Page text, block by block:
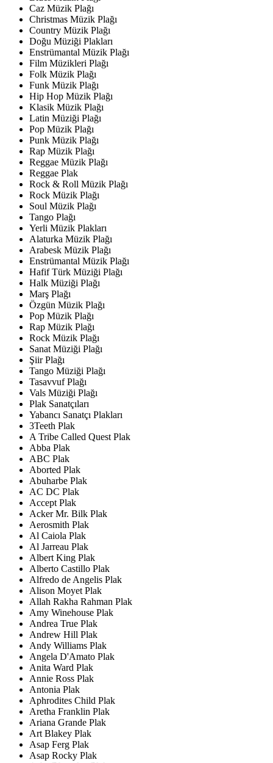
Caz Müzik Plağı
Christmas Müzik Plağı
Country Müzik Plağı
Doğu Müziği Plakları
Enstrümantal Müzik Plağı
Film Müzikleri Plağı
Folk Müzik Plağı
Funk Müzik Plağı
Hip Hop Müzik Plağı
Klasik Müzik Plağı
Latin Müziği Plağı
Pop Müzik Plağı
Punk Müzik Plağı
Rap Müzik Plağı
Reggae Müzik Plağı
Reggae Plak
Rock & Roll Müzik Plağı
Rock Müzik Plağı
Soul Müzik Plağı
Tango Plağı
Yerli Müzik Plakları
Alaturka Müzik Plağı
Arabesk Müzik Plağı
Enstrümantal Müzik Plağı
Hafif Türk Müziği Plağı
Halk Müziği Plağı
Marş Plağı
Özgün Müzik Plağı
Pop Müzik Plağı
Rap Müzik Plağı
Rock Müzik Plağı
Sanat Müziği Plağı
Şiir Plağı
Tango Müziği Plağı
Tasavvuf Plağı
Vals Müziği Plağı
Plak Sanatçıları
Yabancı Sanatçı Plakları
3Teeth Plak
A Tribe Called Quest Plak
Abba Plak
ABC Plak
Aborted Plak
Abuharbe Plak
AC DC Plak
Accept Plak
Acker Mr. Bilk Plak
Aerosmith Plak
Al Caiola Plak
Al Jarreau Plak
Albert King Plak
Alberto Castillo Plak
Alfredo de Angelis Plak
Alison Moyet Plak
Allah Rakha Rahman Plak
Amy Winehouse Plak
Andrea True Plak
Andrew Hill Plak
Andy Williams Plak
Angela D'Amato Plak
Anita Ward Plak
Annie Ross Plak
Antonia Plak
Aphrodites Child Plak
Aretha Franklin Plak
Ariana Grande Plak
Art Blakey Plak
Asap Ferg Plak
Asap Rocky Plak